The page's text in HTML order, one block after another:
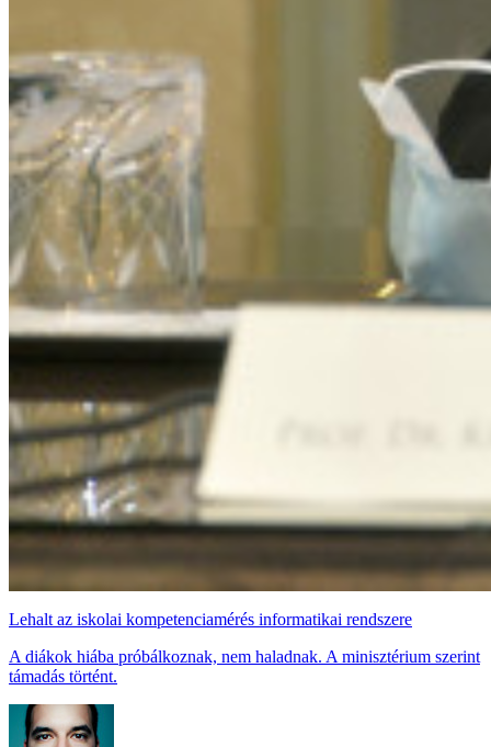
Lehalt az iskolai kompetenciamérés informatikai rendszere
A diákok hiába próbálkoznak, nem haladnak. A minisztérium szerint
támadás történt.